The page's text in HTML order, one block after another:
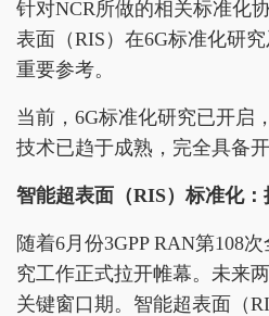
针对NCR所做的相关标准化
表面（RIS）在6G标准化研
重要参考。
当前，6G标准化研究已开启
技术已趋于成熟，完全具备
智能超表面（RIS）标准化
随着6月份3GPP RAN第108
究工作正式拉开帷幕。未来
关键窗口期。智能超表面（